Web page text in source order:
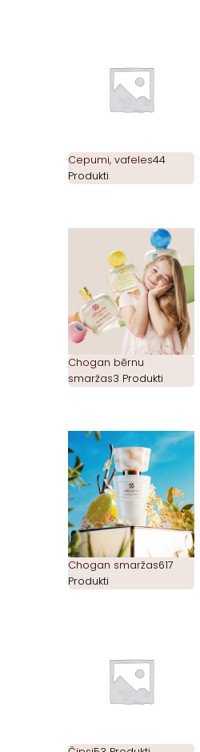
Cepumi, vafeles44
Produkti
Chogan bērnu
smaržas3 Produkti
Chogan smaržas617
Produkti